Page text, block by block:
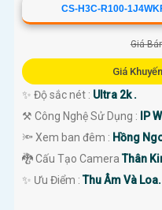
CS-H3C-R100-
Giá
Giá
✨ Độ sắc nét : Ultra 2k .
⚒ Công Nghệ Sử Dụng : IP
🔦 Xem ban đêm : Hồng
🐉️ Cấu Tạo CameraThân
️✨ Ưu Điểm :Thu Âm Và Loa.